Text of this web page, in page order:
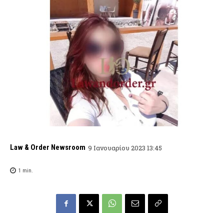
Law & Order Newsroom 9 Ιανουαρίου 2023 13:45
1 min.